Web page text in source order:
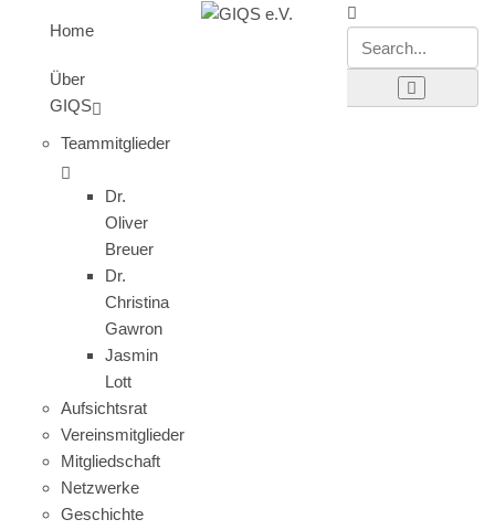
Home
Über
GIQS
Teammitglieder
Dr.
Oliver
Breuer
Dr.
Christina
Gawron
Jasmin
Lott
Aufsichtsrat
Vereinsmitglieder
Mitgliedschaft
Netzwerke
Geschichte